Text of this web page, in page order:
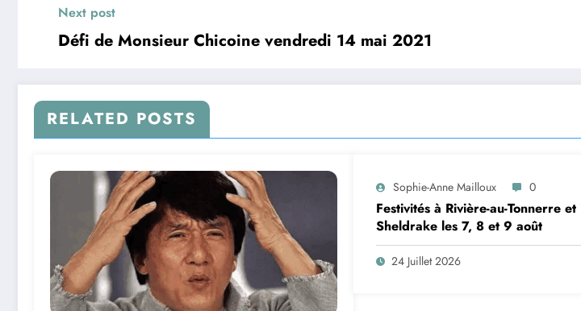
Next post
Défi de Monsieur Chicoine vendredi 14 mai 2021
RELATED POSTS
Sophie-Anne Mailloux 0
Festivités à Rivière-au-Tonnerre et
Sheldrake les 7, 8 et 9 août
24 Juillet 2026